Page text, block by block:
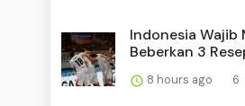
Indonesia Wajib
Beberkan 3
8 hours ago 6